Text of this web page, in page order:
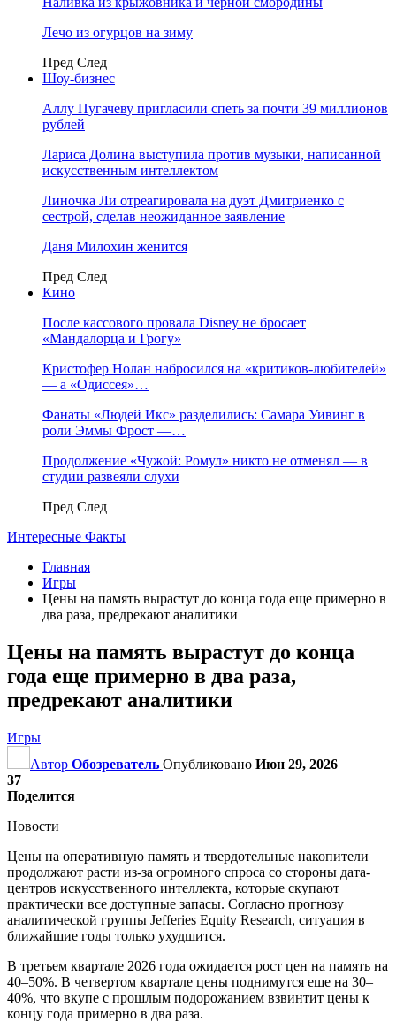
Лечо из огурцов на зиму
Пред След
Шоу-бизнес
Аллу Пугачеву пригласили спеть за почти 39 миллионов
рублей
Лариса Долина выступила против музыки, написанной
искусственным интеллектом
Линочка Ли отреагировала на дуэт Дмитриенко с
сестрой, сделав неожиданное заявление
Даня Милохин женится
Пред След
Кино
После кассового провала Disney не бросает
«Мандалорца и Грогу»
Кристофер Нолан набросился на «критиков-любителей»
— а «Одиссея»…
Фанаты «Людей Икс» разделились: Самара Уивинг в
роли Эммы Фрост —…
Продолжение «Чужой: Ромул» никто не отменял — в
студии развеяли слухи
Пред След
Интересные Факты
Главная
Игры
Цены на память вырастут до конца года еще примерно в
два раза, предрекают аналитики
Цены на память вырастут до конца
года еще примерно в два раза,
предрекают аналитики
Игры
Автор Обозреватель Опубликовано Июн 29, 2026
37
Поделится
Новости
Цены на оперативную память и твердотельные накопители
продолжают расти из-за огромного спроса со стороны дата-
центров искусственного интеллекта, которые скупают
практически все доступные запасы. Согласно прогнозу
аналитической группы Jefferies Equity Research, ситуация в
ближайшие годы только ухудшится.
В третьем квартале 2026 года ожидается рост цен на память на
40–50%. В четвертом квартале цены поднимутся еще на 30–
40%, что вкупе с прошлым подорожанием взвинтит цены к
концу года примерно в два раза.